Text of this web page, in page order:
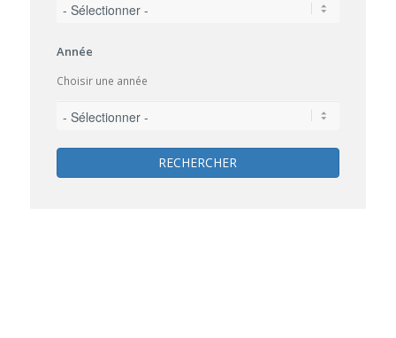
Année
Choisir une année
RECHERCHER